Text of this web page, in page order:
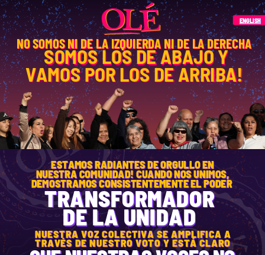
NO SOMOS NI DE LA IZQUIERDA NI DE LA DERECHA
SOMOS LOS DE ABAJO Y
VAMOS POR LOS DE ARRIBA!
ENGLISH
ESTAMOS RADIANTES DE ORGULLO EN
NUESTRA COMUNIDAD! CUANDO NOS UNIMOS,
DEMOSTRAMOS CONSISTENTEMENTE EL PODER
TRANSFORMADOR
DE LA UNIDAD
NUESTRA VOZ COLECTIVA SE AMPLIFICA A
TRAVÉS DE NUESTRO VOTO Y ESTÁ CLARO